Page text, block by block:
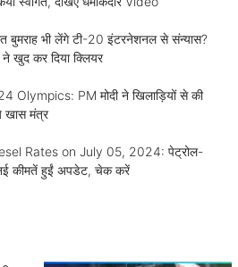
बुमराह भी लेंगे टी-20 इंटरनेशनल से संन्यास?
खुद कर दिया क्लियर
Olympics: PM मोदी ने खिलाड़ियों से की
खास मंत्र
Rates on July 05, 2024: पेट्रोल-
कीमतें हुईं अपडेट, चेक करें